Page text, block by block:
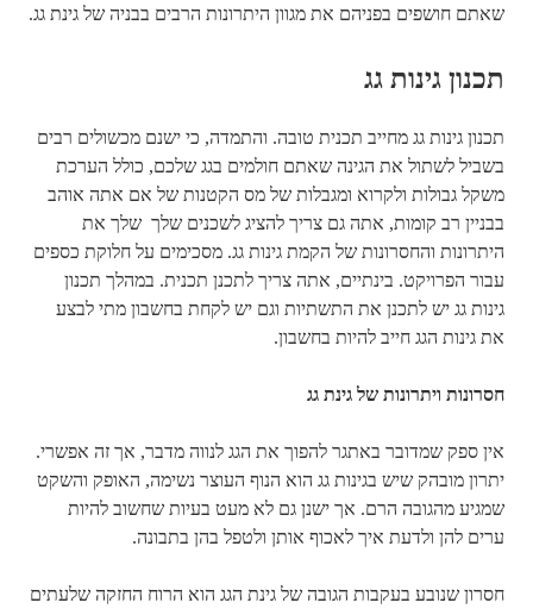
שאתם חושפים בפניהם את מגוון היתרונות הרבים בבניה של גינת גג.
תכנון גינות גג
תכנון גינות גג מחייב תכנית טובה. והתמדה, כי ישנם מכשולים רבים
בשביל לשתול את הגינה שאתם חולמים בגג שלכם, כולל הערכת
משקל גבולות ולקרוא ומגבלות של מס הקטנות של אם אתה אוהב
בבניין רב קומות, אתה גם צריך להציג לשכנים שלך שלך את
היתרונות והחסרונות של הקמת גינות גג. מסכימים על חלוקת כספים
עבור הפרויקט. בינתיים, אתה צריך לתכנן תכנית. במהלך תכנון
גינות גג יש לתכנן את התשתיות וגם יש לקחת בחשבון מתי לבצע
את גינות הגג חייב להיות בחשבון.
חסרונות ויתרונות של גינת גג
אין ספק שמדובר באתגר להפוך את הגג לנווה מדבר, אך זה אפשרי.
יתרון מובהק שיש בגינות גג הוא הנוף העוצר נשימה, האופק והשקט
שמגיע מהגובה הרם. אך ישנן גם לא מעט בעיות שחשוב להיות
ערים להן ולדעת איך לאכוף אותן ולטפל בהן בתבונה.
חסרון שנובע בעקבות הגובה של גינת הגג הוא הרוח החזקה שלעתים